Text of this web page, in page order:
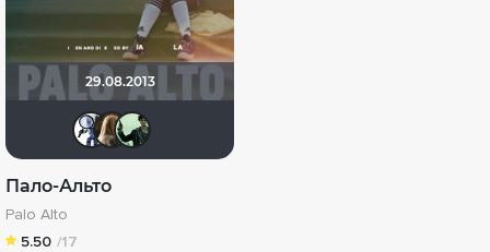
29.08.2013
Пало-Альто
Palo Alto
5.50 /17